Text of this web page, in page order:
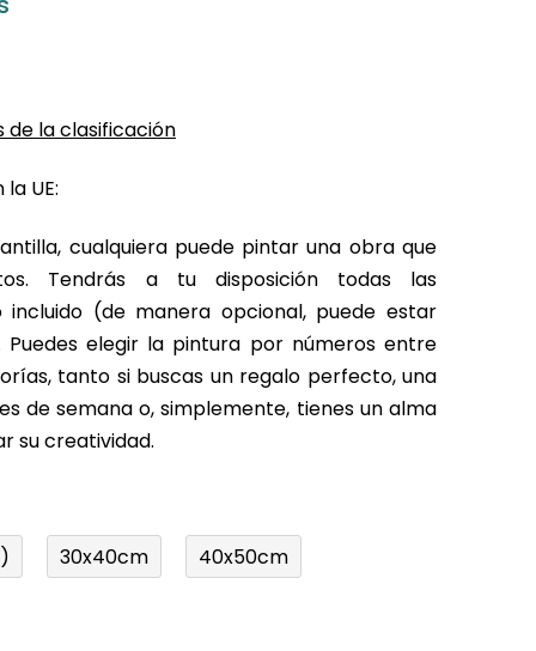
de la clasificación
UE:
cualquiera puede pintar una obra que
Tendrás a tu disposición todas las
incluido (de manera opcional, puede estar
elegir la pintura por números entre
tanto si buscas un regalo perfecto, una
de semana o, simplemente, tienes un alma
su creatividad.
30x40cm 40x50cm